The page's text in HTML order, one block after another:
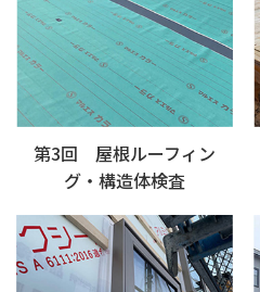
第3回 屋根ルーフィン
グ・構造体検査